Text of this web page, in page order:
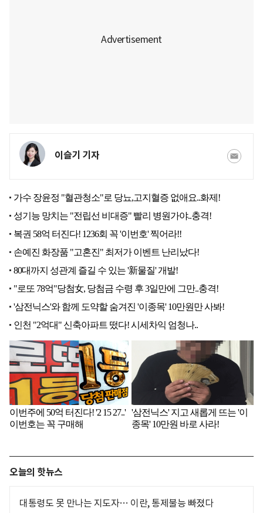
이슬기 기자
오늘의 핫뉴스
대통령도 못 만나는 지도자… 이란, 통제불능 빠졌다